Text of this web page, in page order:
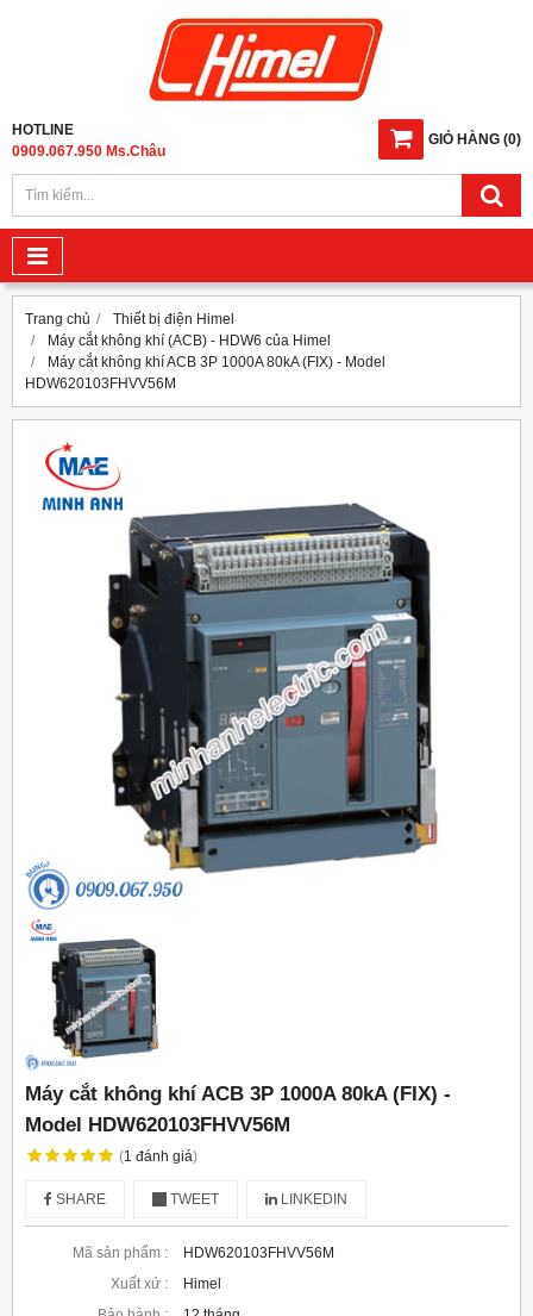
GIỎ HÀNG (0)
HOTLINE
0909.067.950 Ms.Châu
Trang chủ
Thiết bị điện Himel
Máy cắt không khí (ACB) - HDW6 của Himel
Máy cắt không khí ACB 3P 1000A 80kA (FIX) - Model
HDW620103FHVV56M
Máy cắt không khí ACB 3P 1000A 80kA (FIX) -
Model HDW620103FHVV56M
(1 đánh giá)
SHARE TWEET LINKEDIN
Mã sản phẩm :
HDW620103FHVV56M
Xuất xứ :
Himel